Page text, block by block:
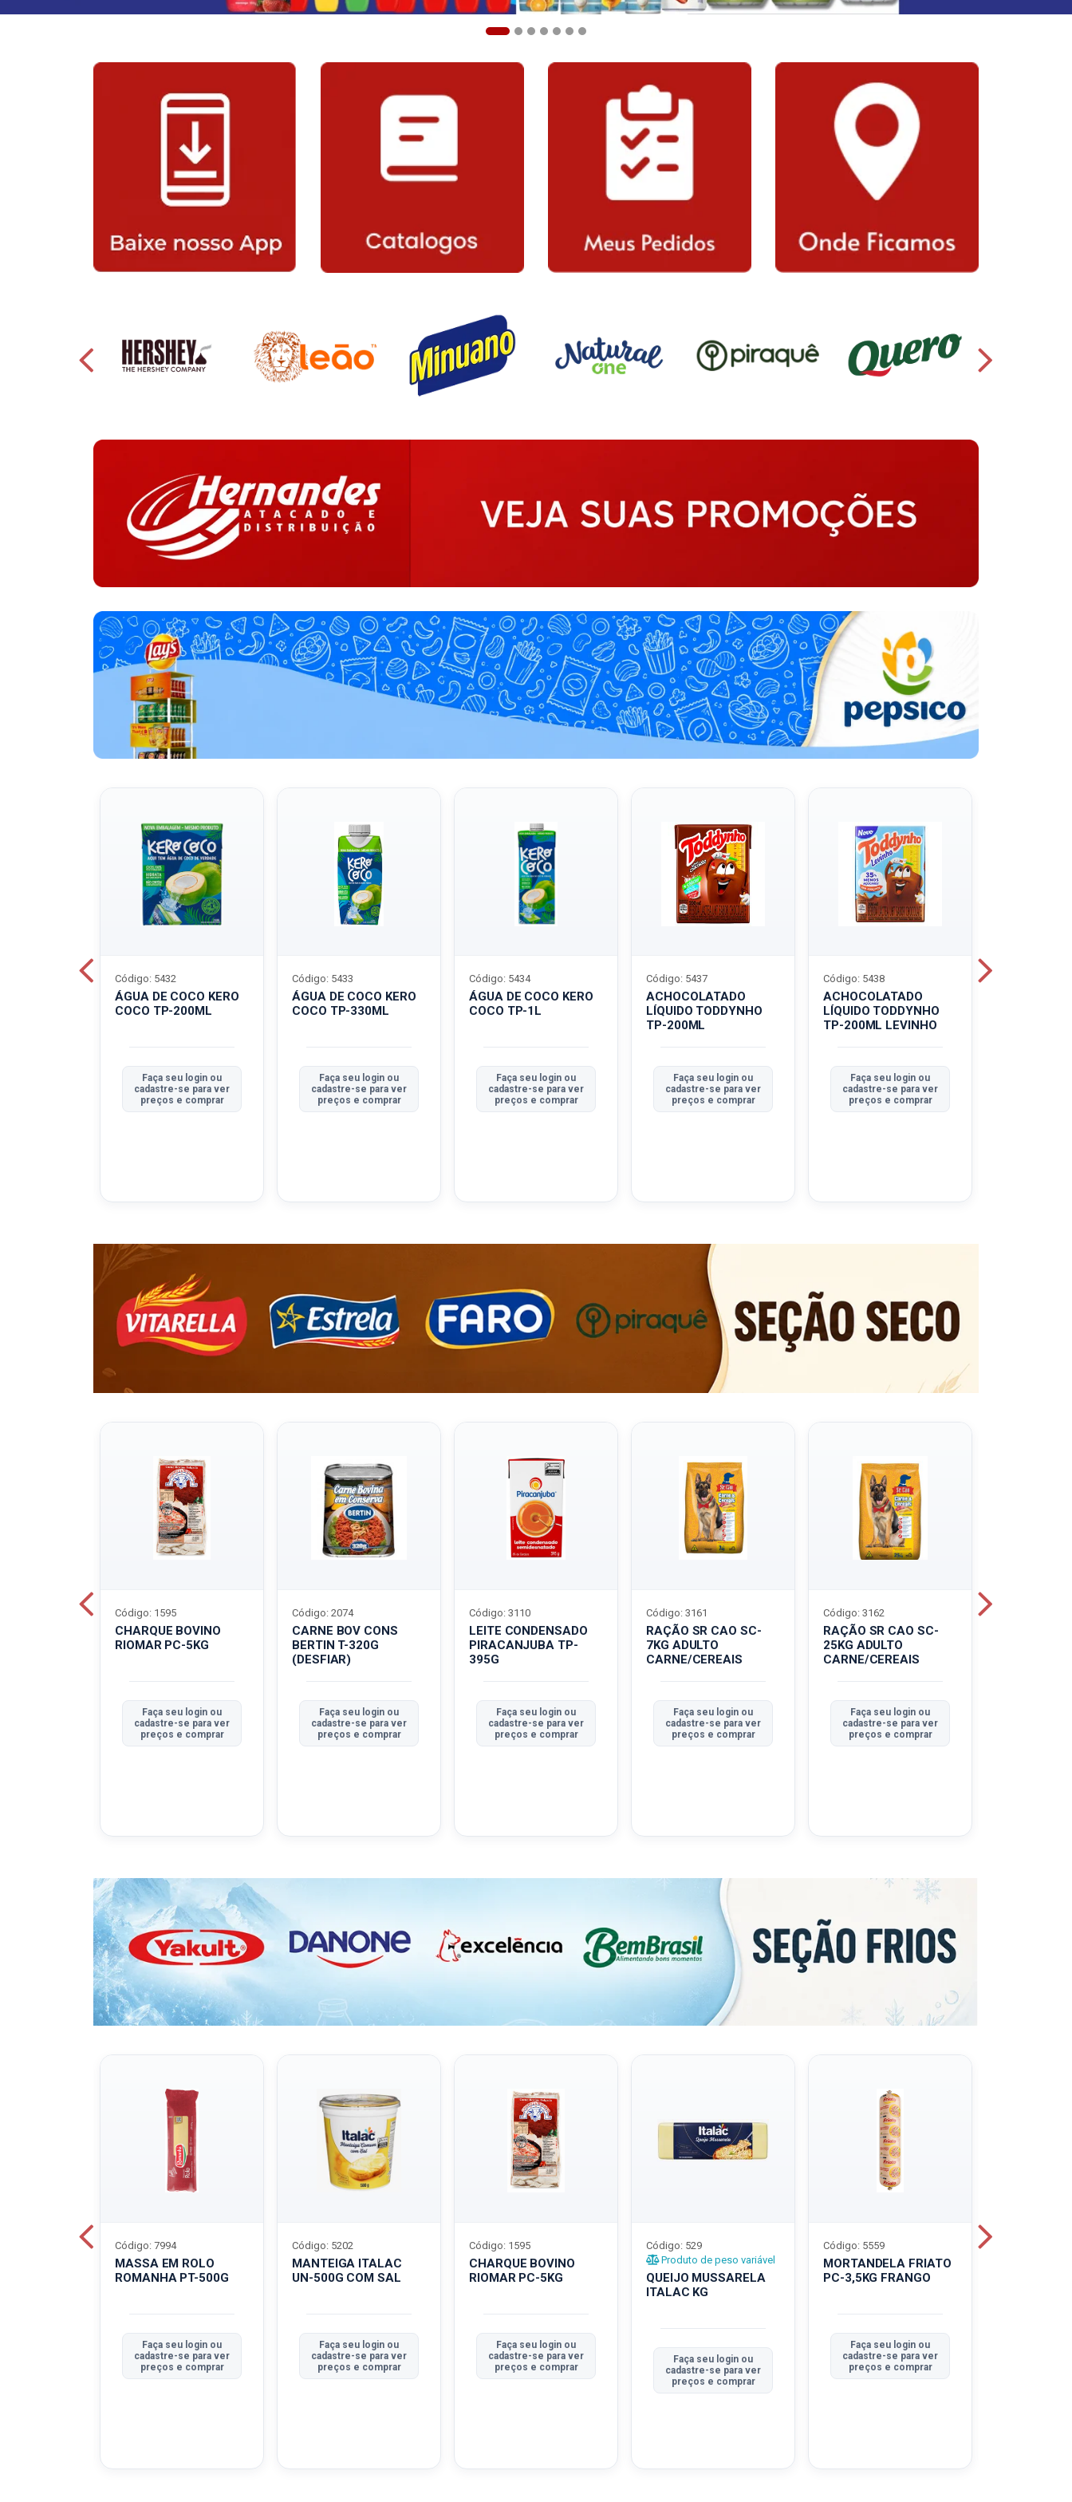
ÁGUA DE COCO KERO
COCO TP-200ML
Código: 5432
Faça seu login ou
cadastre-se para ver
preços e comprar
ÁGUA DE COCO KERO
COCO TP-330ML
Código: 5433
Faça seu login ou
cadastre-se para ver
preços e comprar
ÁGUA DE COCO KERO
COCO TP-1L
Código: 5434
Faça seu login ou
cadastre-se para ver
preços e comprar
ACHOCOLATADO
LÍQUIDO TODDYNHO
TP-200ML
Código: 5437
Faça seu login ou
cadastre-se para ver
preços e comprar
ACHOCOLATADO
LÍQUIDO TODDYNHO
TP-200ML LEVINHO
Código: 5438
Faça seu login ou
cadastre-se para ver
preços e comprar
CHARQUE BOVINO
RIOMAR PC-5KG
Código: 1595
Faça seu login ou
cadastre-se para ver
preços e comprar
CARNE BOV CONS
BERTIN T-320G
(DESFIAR)
Código: 2074
Faça seu login ou
cadastre-se para ver
preços e comprar
LEITE CONDENSADO
PIRACANJUBA TP-
395G
Código: 3110
Faça seu login ou
cadastre-se para ver
preços e comprar
RAÇÃO SR CAO SC-
7KG ADULTO
CARNE/CEREAIS
Código: 3161
Faça seu login ou
cadastre-se para ver
preços e comprar
RAÇÃO SR CAO SC-
25KG ADULTO
CARNE/CEREAIS
Código: 3162
Faça seu login ou
cadastre-se para ver
preços e comprar
MASSA EM ROLO
ROMANHA PT-500G
Código: 7994
Faça seu login ou
cadastre-se para ver
preços e comprar
MANTEIGA ITALAC
UN-500G COM SAL
Código: 5202
Faça seu login ou
cadastre-se para ver
preços e comprar
CHARQUE BOVINO
RIOMAR PC-5KG
Código: 1595
Faça seu login ou
cadastre-se para ver
preços e comprar
QUEIJO MUSSARELA
ITALAC KG
Código: 529
Produto de peso variável
Faça seu login ou
cadastre-se para ver
preços e comprar
MORTANDELA FRIATO
PC-3,5KG FRANGO
Código: 5559
Faça seu login ou
cadastre-se para ver
preços e comprar